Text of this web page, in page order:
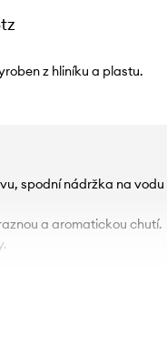
z hliníku a plastu.
spodní nádržka na
a aromatickou chutí.